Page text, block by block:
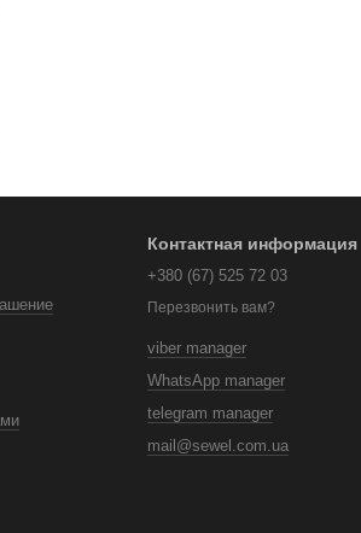
Контактная информация
+380 (67) 525 72 03
Перезвонить вам?
viber manager
WhatsApp manager
telegram manager
mail@sewel.com.ua